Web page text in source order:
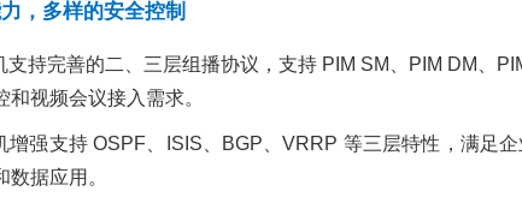
，多样的安全控制
支持完善的二、三层组播协议，支持 PIM SM、PIM DM、
视频会议接入需求。
增强支持 OSPF、ISIS、BGP、VRRP 等三层特性，满足
据应用。